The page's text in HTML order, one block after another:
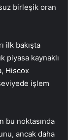
birleşik oran
ilk bakışta
piyasa kaynaklı
Hiscox
işlem
bu noktasında
ancak daha